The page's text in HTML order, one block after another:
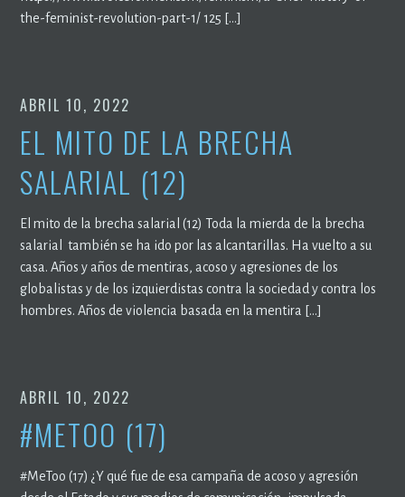
the-feminist-revolution-part-1/ 125 […]
ABRIL 10, 2022
EL MITO DE LA BRECHA
SALARIAL (12)
El mito de la brecha salarial (12) Toda la mierda de la brecha
salarial también se ha ido por las alcantarillas. Ha vuelto a su
casa. Años y años de mentiras, acoso y agresiones de los
globalistas y de los izquierdistas contra la sociedad y contra los
hombres. Años de violencia basada en la mentira […]
ABRIL 10, 2022
#METOO (17)
#MeToo (17) ¿Y qué fue de esa campaña de acoso y agresión